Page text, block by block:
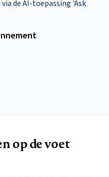
de AI-toepassing 'Ask
op de voet